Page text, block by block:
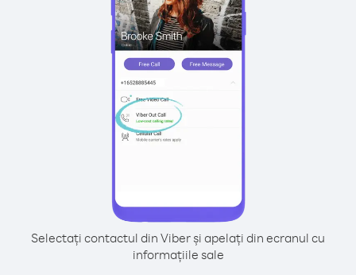
Selectați contactul din Viber și apelați din ecranul cu
informațiile sale